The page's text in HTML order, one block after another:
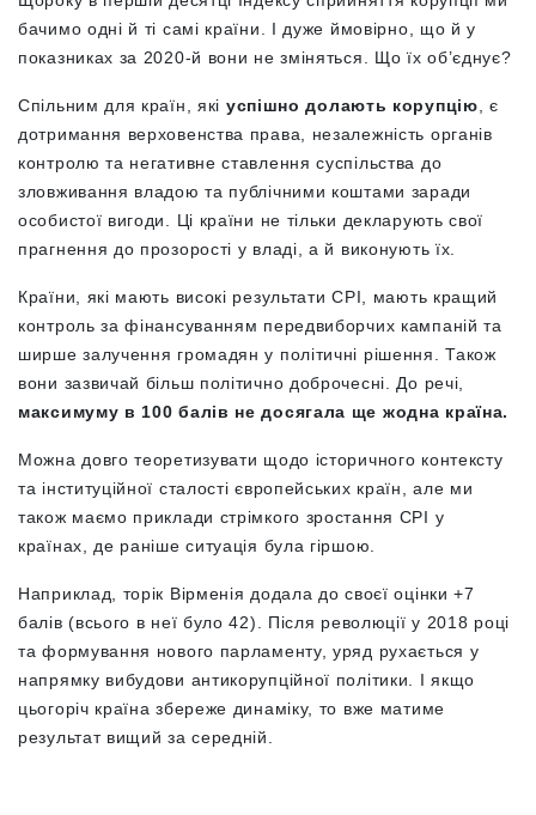
бачимо одні й ті самі країни. І дуже ймовірно, що й у
показниках за 2020-й вони не зміняться. Що їх об’єднує?
Спільним для країн, які успішно долають корупцію , є
дотримання верховенства права, незалежність органів
контролю та негативне ставлення суспільства до
зловживання владою та публічними коштами заради
особистої вигоди. Ці країни не тільки декларують свої
прагнення до прозорості у владі, а й виконують їх.
Країни, які мають високі результати CPI, мають кращий
контроль за фінансуванням передвиборчих кампаній та
ширше залучення громадян у політичні рішення. Також
вони зазвичай більш політично доброчесні. До речі,
максимуму в 100 балів не досягала ще жодна країна.
Можна довго теоретизувати щодо історичного контексту
та інституційної сталості європейських країн, але ми
також маємо приклади стрімкого зростання СРІ у
країнах, де раніше ситуація була гіршою.
Наприклад, торік Вірменія додала до своєї оцінки +7
балів (всього в неї було 42). Після революції у 2018 році
та формування нового парламенту, уряд рухається у
напрямку вибудови антикорупційної політики. І якщо
цьогоріч країна збереже динаміку, то вже матиме
результат вищий за середній.